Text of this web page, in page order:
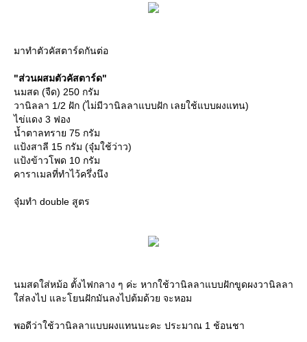
มาทำตัวคัสตาร์ดกันต่อ
"ส่วนผสมตัวคัสตาร์ด"
นมสด (จืด) 250 กรัม
วานิลลา 1/2 ฝัก (ไม่มีวานิลลาแบบฝัก เลยใช้แบบผงแทน)
ไข่แดง 3 ฟอง
น้ำตาลทราย 75 กรัม
แป้งสาลี 15 กรัม (จุ๋มใช้ว่าว)
แป้งข้าวโพด 10 กรัม
คาราเมลที่ทำไว้ครึ่งนึง
จุ๋มทำ double สูตร
นมสดใส่หม้อ ตั้งไฟกลาง ๆ ค่ะ หากใช้วานิลลาแบบฝักขูดผงวานิลลา
ใส่ลงไป และโยนฝักมันลงไปต้มด้วย จะหอม
พอดีว่าใช้วานิลลาแบบผงแทนนะคะ ประมาณ 1 ช้อนชา